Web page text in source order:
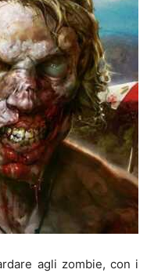
agli zombie, con i